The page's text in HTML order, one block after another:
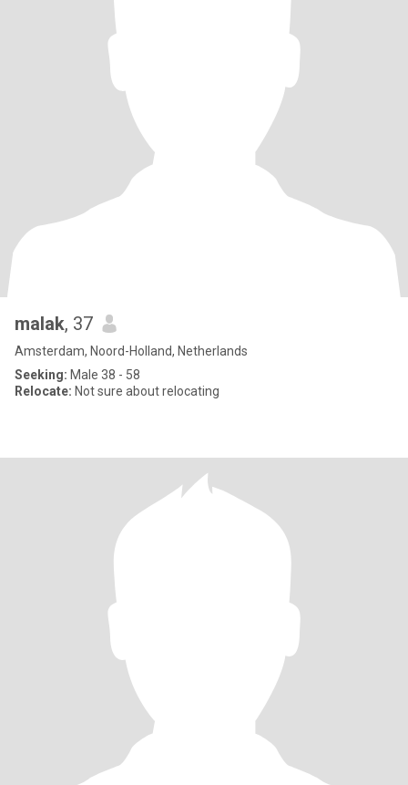
malak, 37
Amsterdam, Noord-Holland, Netherlands
Seeking: Male 38 - 58
Relocate: Not sure about relocating